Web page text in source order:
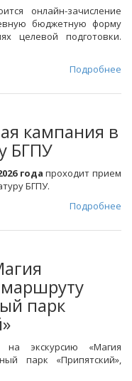
онлайн-зачисление
бюджетную форму
целевой подготовки.
Подробнее
кампания в
БГПУ
годапроходит прием
БГПУ.
Подробнее
парк
на экскурсию «Магия
парк «Припятский»,